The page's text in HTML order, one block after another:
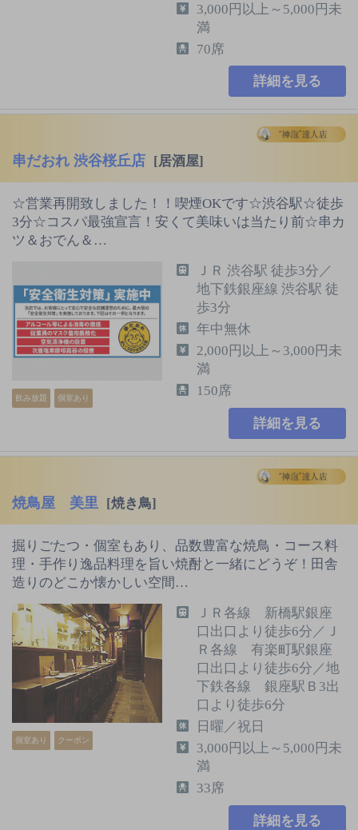
3,000円以上～5,000円未
満
70席
詳細を見る
串だおれ 渋谷桜丘店 [居酒屋]
☆営業再開致しました！！喫煙OKです☆渋谷駅☆徒歩
3分☆コスパ最強宣言！安くて美味いは当たり前☆串カ
ツ＆おでん＆…
飲み放題 個室あり
ＪＲ 渋谷駅 徒歩3分／
地下鉄銀座線 渋谷駅 徒
歩3分
年中無休
2,000円以上～3,000円未
満
150席
詳細を見る
焼鳥屋 美里 [焼き鳥]
掘りごたつ・個室もあり、品数豊富な焼鳥・コース料
理・手作り逸品料理を旨い焼酎と一緒にどうぞ！田舎
造りのどこか懐かしい空間…
個室あり クーポン
ＪＲ各線 新橋駅銀座
口出口より徒歩6分／Ｊ
Ｒ各線 有楽町駅銀座
口出口より徒歩6分／地
下鉄各線 銀座駅Ｂ3出
口より徒歩6分
日曜／祝日
3,000円以上～5,000円未
満
33席
詳細を見る